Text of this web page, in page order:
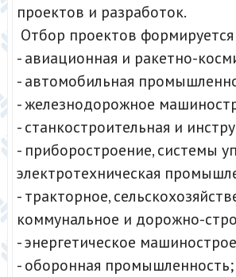
проектов и разработок.
Отбор проектов
- авиационная и ракетно-
- автомобильная
- железнодорожное
- станкостроительная и
- приборостроение, системы
электротехническая
- тракторное,
коммунальное и дорожно-
- энергетическое
- оборонная промышленность;